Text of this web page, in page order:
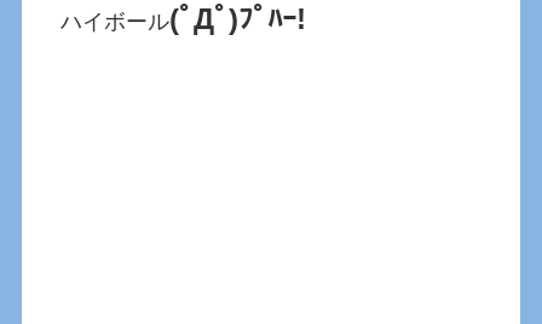
ハイボール(ﾟДﾟ)ﾌﾟﾊｰ!